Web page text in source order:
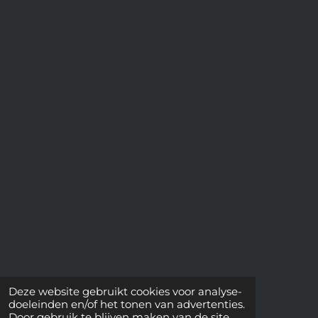
Deze website gebruikt cookies voor analyse-
doeleinden en/of het tonen van advertenties.